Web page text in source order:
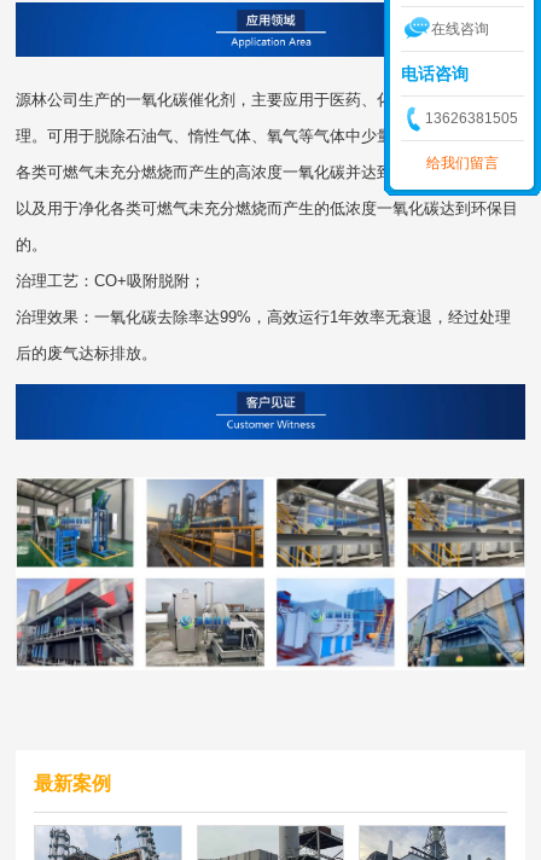
源林公司生产的一氧化碳催化剂，主要应用于医药、化工等行业的废气处
理。可用于脱除石油气、惰性气体、氧气等气体中少量的一氧化碳，净化
各类可燃气未充分燃烧而产生的高浓度一氧化碳并达到能源再利用目的；
以及用于净化各类可燃气未充分燃烧而产生的低浓度一氧化碳达到环保目
的。
治理工艺：CO+吸附脱附；
治理效果：一氧化碳去除率达99%，高效运行1年效率无衰退，经过处理
后的废气达标排放。
最新案例
在线咨询
电话咨询
13626381505
给我们留言